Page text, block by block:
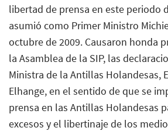
libertad de prensa en este periodo
asumió como Primer Ministro
octubre de 2009. Causaron honda
la Asamblea de la SIP, las
Ministra de la Antillas Holandesas,
Elhange, en el sentido de que se
prensa en las Antillas Holandesas
excesos y el libertinaje de los